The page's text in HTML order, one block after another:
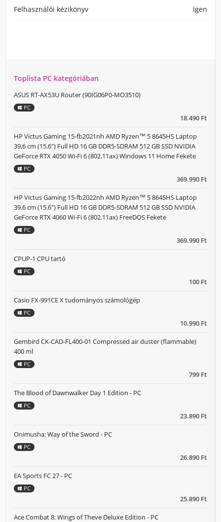
Felhasználói kézikönyv Igen
Toplista PC kategóriában
18.490 Ft
ASUS RT-AX53U Router (90IG06P0-MO3510)
PC
369.990 Ft
HP Victus Gaming 15-fb2021nh AMD Ryzen™ 5 8645HS Laptop
39,6 cm (15.6") Full HD 16 GB DDR5-SDRAM 512 GB SSD NVIDIA
GeForce RTX 4050 Wi-Fi 6 (802.11ax) Windows 11 Home Fekete
PC
369.990 Ft
HP Victus Gaming 15-fb2022nh AMD Ryzen™ 5 8645HS Laptop
39,6 cm (15.6") Full HD 16 GB DDR5-SDRAM 512 GB SSD NVIDIA
GeForce RTX 4060 Wi-Fi 6 (802.11ax) FreeDOS Fekete
PC
100 Ft
CPUP-1 CPU tartó
PC
10.990 Ft
Casio FX-991CE X tudományos számológép
PC
799 Ft
Gembird CK-CAD-FL400-01 Compressed air duster (flammable)
400 ml
PC
23.890 Ft
The Blood of Dawnwalker Day 1 Edition - PC
PC
26.890 Ft
Onimusha: Way of the Sword - PC
PC
25.890 Ft
EA Sports FC 27 - PC
PC
Ace Combat 8: Wings of Theve Deluxe Edition - PC